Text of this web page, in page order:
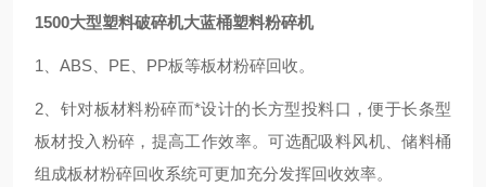
1500大型塑料破碎机大蓝桶塑料粉碎机
1、ABS、PE、PP板等板材粉碎回收。
2、针对板材料粉碎而*设计的长方型投料口，便于长条型
板材投入粉碎，提高工作效率。可选配吸料风机、储料桶
组成板材粉碎回收系统可更加充分发挥回收效率。